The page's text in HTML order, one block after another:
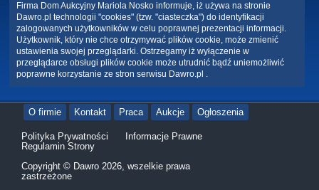
Firma Dom Aukcyjny Mariola Nosko informuje, iż używa na stronie
Dawro.pl technologii "cookies" (tzw. "ciasteczka") do identyfikacji
zalogowanych użytkowników w celu poprawnej prezentacji informacji.
Użytkownik, który nie chce otrzymywać plików cookie, może zmienić
ustawienia swojej przeglądarki. Ostrzegamy iż wyłączenie w
przeglądarce obsługi plików cookie może utrudnić bądź uniemożliwić
poprawne korzystanie ze stron serwisu Dawro.pl .
O firmie Kontakt Praca Aukcje Ogłoszenia
Polityka Prywatności
Informacje Prawne
Regulamin Strony
Copyright © Dawro 2026, wszelkie prawa
zastrzeżone